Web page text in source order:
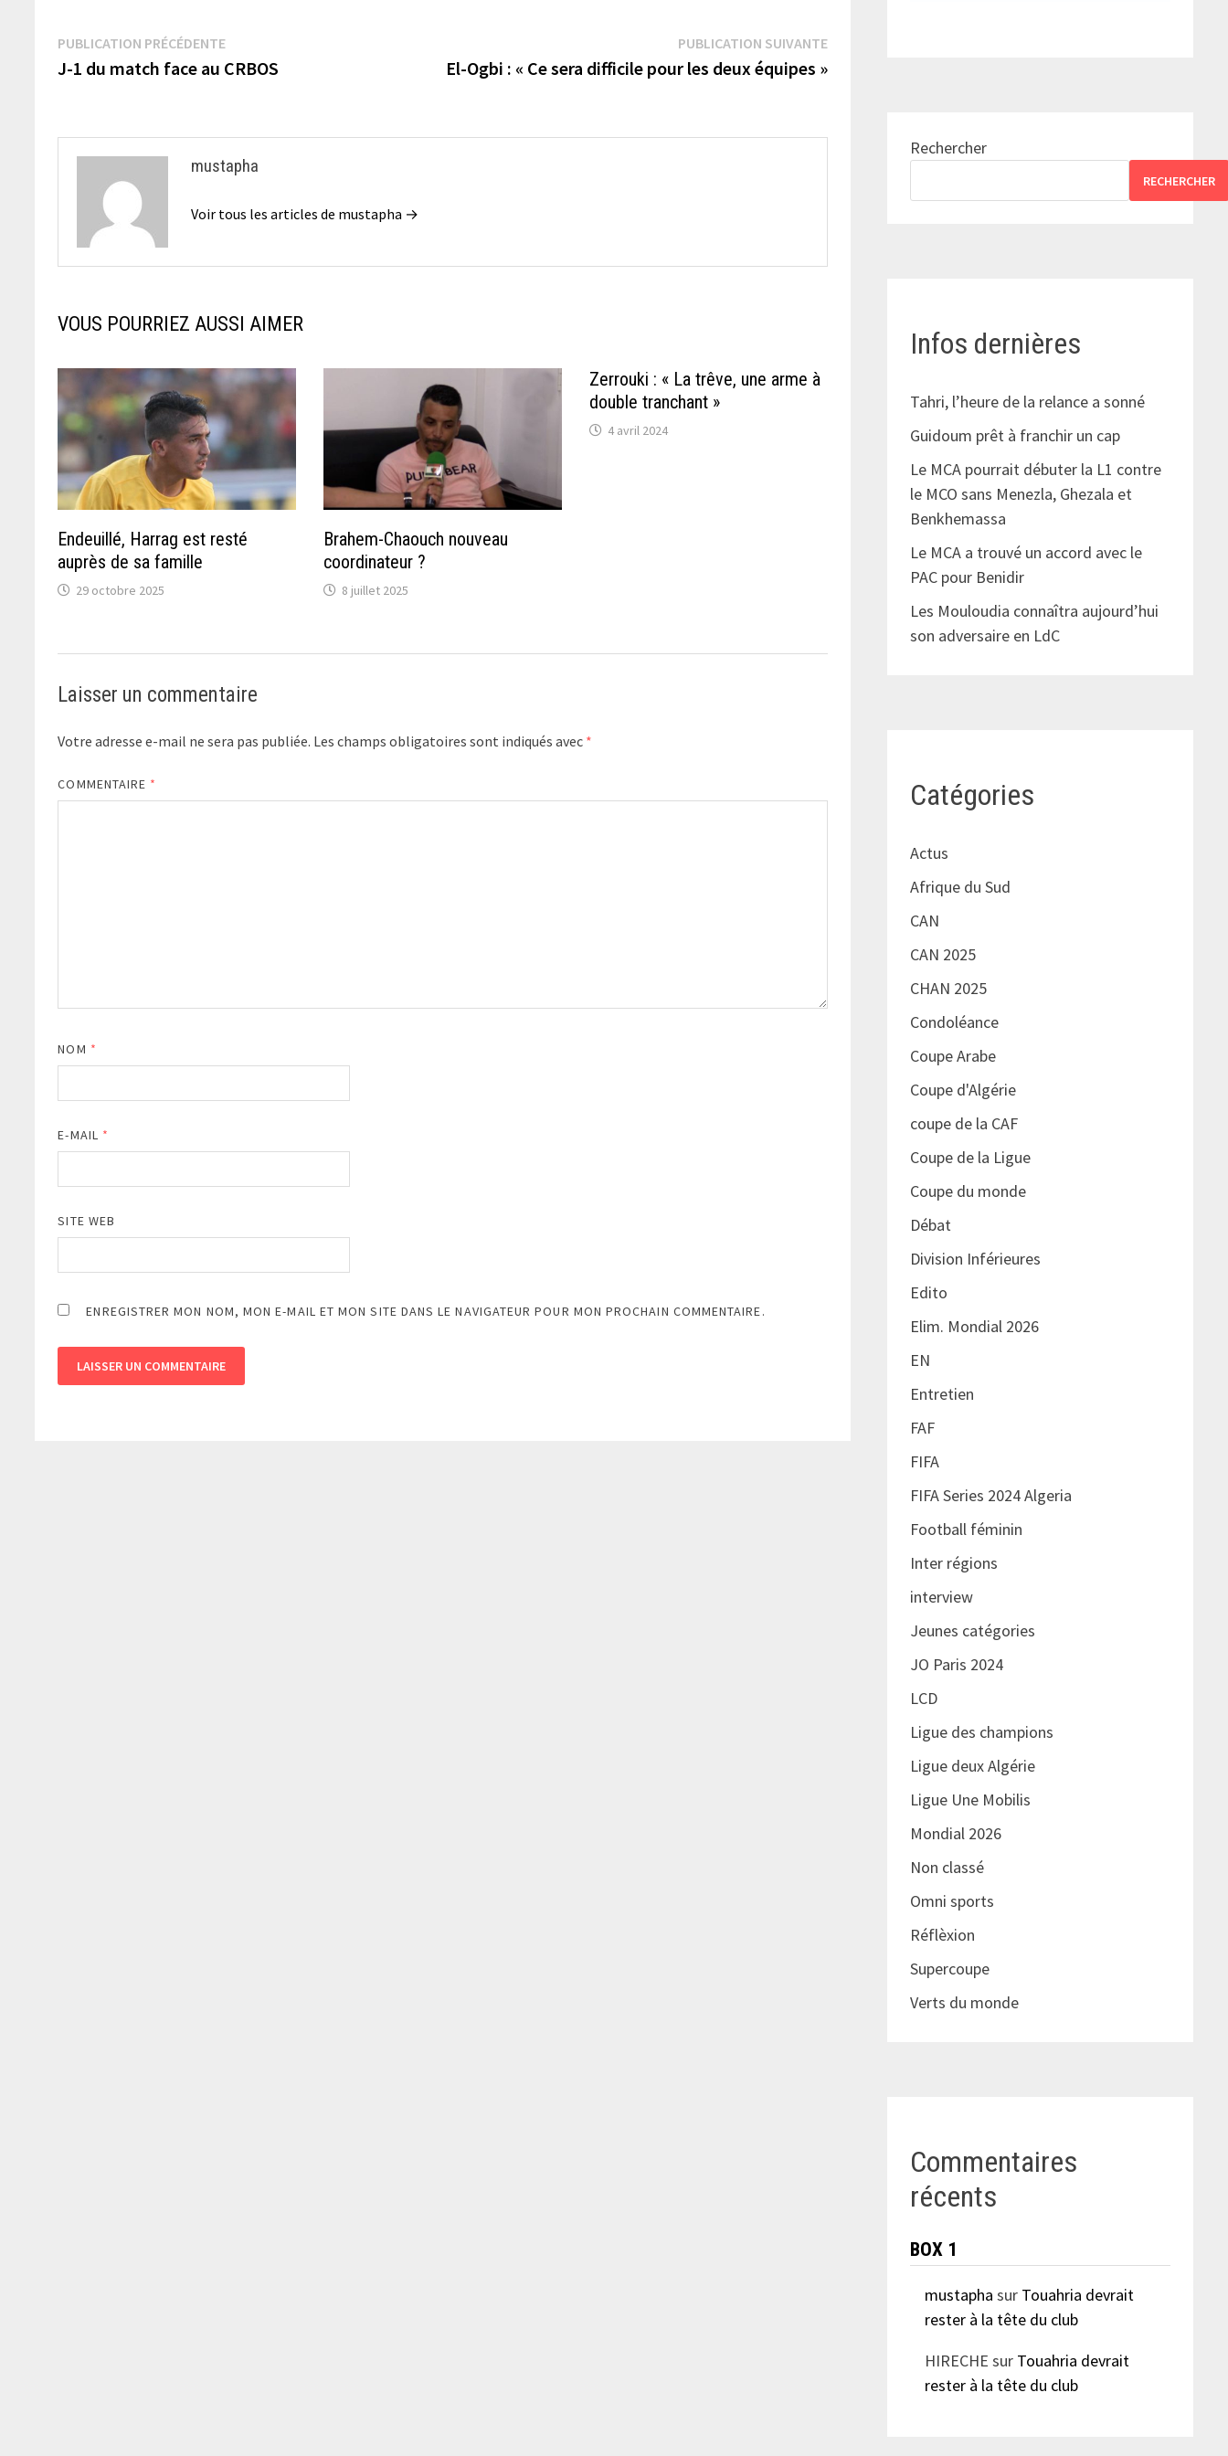
Navigation
de
PUBLICATION PRÉCÉDENTEPublication
précédente :
J-1 du match face au CRBOS
PUBLICATION SUIVANTEPublication
suivante :
El-Ogbi : « Ce sera difficile pour les deux équipes »
mustapha
Voir tous les articles de mustapha →
VOUS POURRIEZ AUSSI AIMER
Endeuillé, Harrag est resté
auprès de sa famille
29 octobre 2025
Brahem-Chaouch nouveau
coordinateur ?
8 juillet 2025
Zerrouki : « La trêve, une arme à
double tranchant »
4 avril 2024
Laisser un commentaire
Votre adresse e-mail ne sera pas publiée. Les champs obligatoires sont indiqués avec *
COMMENTAIRE *
NOM *
E-MAIL *
SITE WEB
ENREGISTRER MON NOM, MON E-MAIL ET MON SITE DANS LE NAVIGATEUR POUR MON PROCHAIN COMMENTAIRE.
Rechercher
RECHERCHER
Infos dernières
Tahri, l’heure de la relance a sonné
Guidoum prêt à franchir un cap
Le MCA pourrait débuter la L1 contre
le MCO sans Menezla, Ghezala et
Benkhemassa
Le MCA a trouvé un accord avec le
PAC pour Benidir
Les Mouloudia connaîtra aujourd’hui
son adversaire en LdC
Catégories
Actus
Afrique du Sud
CAN
CAN 2025
CHAN 2025
Condoléance
Coupe Arabe
Coupe d'Algérie
coupe de la CAF
Coupe de la Ligue
Coupe du monde
Débat
Division Inférieures
Edito
Elim. Mondial 2026
EN
Entretien
FAF
FIFA
FIFA Series 2024 Algeria
Football féminin
Inter régions
interview
Jeunes catégories
JO Paris 2024
LCD
Ligue des champions
Ligue deux Algérie
Ligue Une Mobilis
Mondial 2026
Non classé
Omni sports
Réflèxion
Supercoupe
Verts du monde
Commentaires
récents
BOX 1
mustapha sur Touahria devrait
rester à la tête du club
HIRECHE sur Touahria devrait
rester à la tête du club